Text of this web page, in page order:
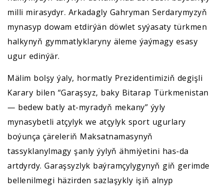
milli mirasydyr. Arkadagly Gahryman Serdarymyzyň
mynasyp dowam etdirýän döwlet syýasaty türkmen
halkynyň gymmatlyklaryny äleme ýaýmagy esasy
ugur edinýär.
Mälim bolşy ýaly, hormatly Prezidentimiziň degişli
Karary bilen “Garaşsyz, baky Bitarap Türkmenistan
— bedew batly at-myradyň mekany” ýyly
mynasybetli atçylyk we atçylyk sport ugurlary
boýunça çäreleriň Maksatnamasynyň
tassyklanylmagy şanly ýylyň ähmiýetini has-da
artdyrdy. Garaşsyzlyk baýramçylygynyň giň gerimde
bellenilmegi häzirden sazlaşykly işiň alnyp